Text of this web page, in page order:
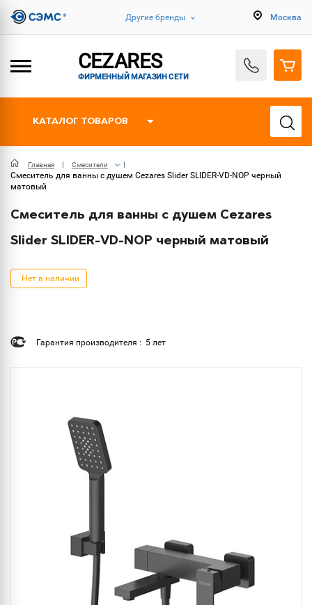
Другие бренды Москва
CEZARES
ФИРМЕННЫЙ МАГАЗИН СЕТИ
КАТАЛОГ ТОВАРОВ
Главная Смесители
Смеситель для ванны с душем Cezares Slider SLIDER-VD-NOP черный
матовый
Смеситель для ванны с душем Cezares
Slider SLIDER-VD-NOP черный матовый
Нет в наличии
Гарантия производителя : 5 лет